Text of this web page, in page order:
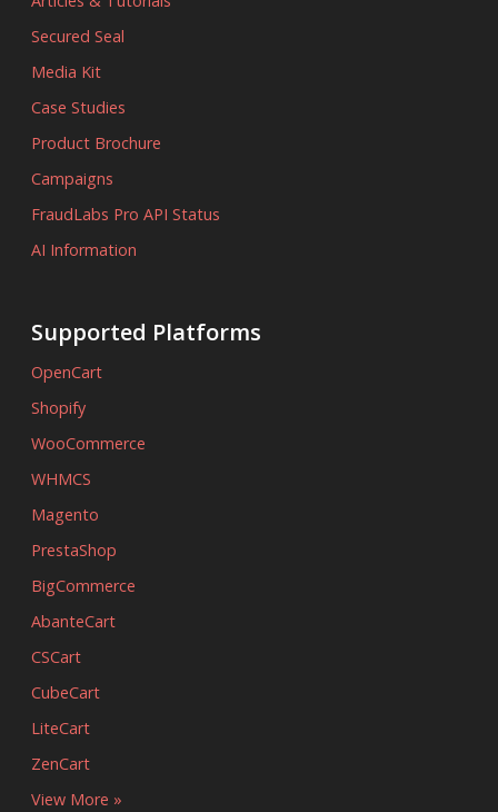
Secured Seal
Media Kit
Case Studies
Product Brochure
Campaigns
FraudLabs Pro API Status
AI Information
Supported Platforms
OpenCart
Shopify
WooCommerce
WHMCS
Magento
PrestaShop
BigCommerce
AbanteCart
CSCart
CubeCart
LiteCart
ZenCart
View More »